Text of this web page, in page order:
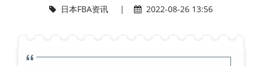
日本FBA资讯| 2022-08-26 13:56